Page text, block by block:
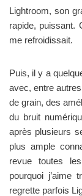
Lightroom, son
rapide, puissant.
me refroidissait.
Puis, il y a
avec, entre
de grain, des
du bruit
après plusieurs
plus ample
revue toutes
pourquoi j’aime
regrette parfois